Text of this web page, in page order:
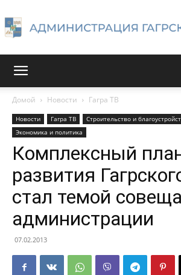
Гагрского
района
Домой Новости Гагра ТВ
Новости Гагра ТВ
Строительство и
Экономика и политика
Комплексный
развития
стал темой
администрации
07.02.2013